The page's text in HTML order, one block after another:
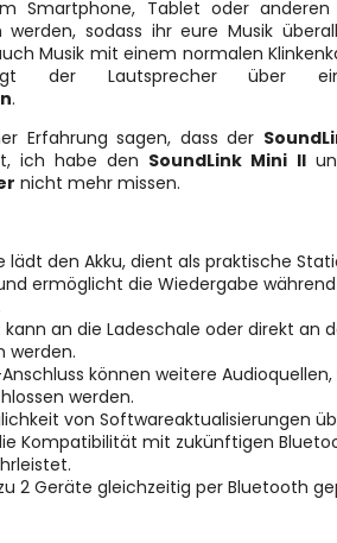
Smartphone, Tablet oder anderen
werden, sodass ihr eure Musik
Musik mit einem normalen
der Lautsprecher über
.
Erfahrung sagen, dass der
ich habe den SoundLink Mini II
nicht mehr missen.
lädt den Akku, dient als praktische
ermöglicht die Wiedergabe
kann an die Ladeschale oder direkt an
werden.
können weitere Audioquellen,
werden.
von Softwareaktualisierungen
Kompatibilität mit zukünftigen
2 Geräte gleichzeitig per Bluetooth